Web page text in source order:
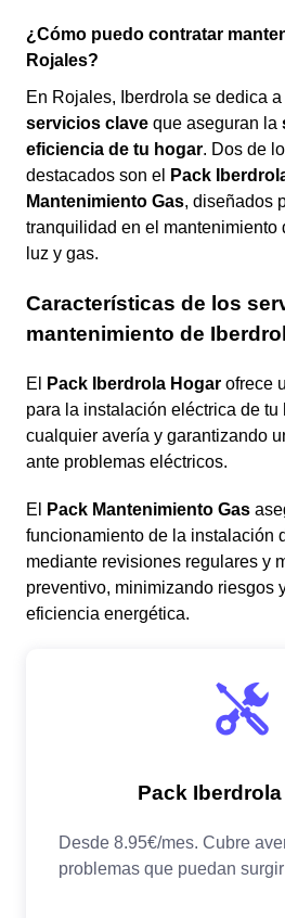
¿Cómo puedo contratar
Rojales?
En Rojales, Iberdrola se dedica
servicios clave que aseguran la
eficiencia de tu hogar. Dos de
destacados son el
Pack
Mantenimiento Gas, diseñados
tranquilidad en el mantenimiento
luz y gas.
Características de los
mantenimiento de
El Pack Iberdrola Hogar ofrece
para la instalación eléctrica de tu
cualquier avería y garantizando
ante problemas eléctricos.
El Pack Mantenimiento Gas
funcionamiento de la instalación
mediante revisiones regulares y
preventivo, minimizando riesgos
eficiencia energética.